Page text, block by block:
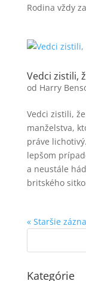
Rodina vždy
Vedci zistili,
od Harry
Vedci zistili,
manželstva,
práve
lepšom
a neustále
britského
« Staršie
Kategórie